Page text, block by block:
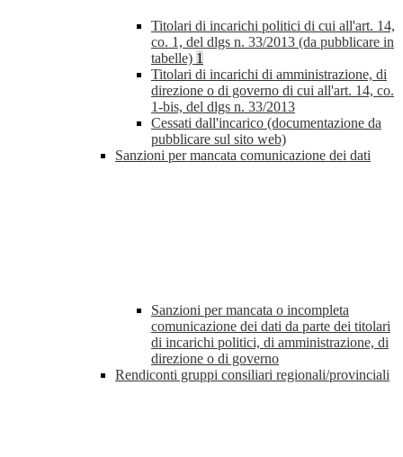
Titolari di incarichi politici di cui all'art. 14,
co. 1, del dlgs n. 33/2013 (da pubblicare in
tabelle) 1
Titolari di incarichi di amministrazione, di
direzione o di governo di cui all'art. 14, co.
1-bis, del dlgs n. 33/2013
Cessati dall'incarico (documentazione da
pubblicare sul sito web)
Sanzioni per mancata comunicazione dei dati
Sanzioni per mancata o incompleta
comunicazione dei dati da parte dei titolari
di incarichi politici, di amministrazione, di
direzione o di governo
Rendiconti gruppi consiliari regionali/provinciali